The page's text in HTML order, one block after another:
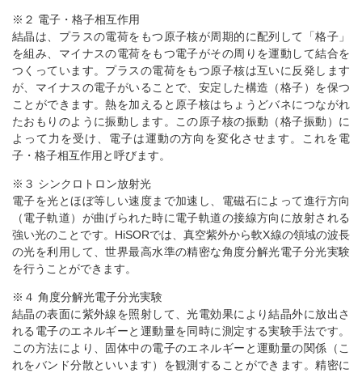
※２ 電子・格子相互作用
結晶は、プラスの電荷をもつ原子核が周期的に配列して「格子」
を組み、マイナスの電荷をもつ電子がその周りを運動して結合を
つくっています。プラスの電荷をもつ原子核は互いに反発します
が、マイナスの電子がいることで、安定した構造（格子）を保つ
ことができます。熱を加えると原子核はちょうどバネにつながれ
たおもりのように振動します。この原子核の振動（格子振動）に
よって力を受け、電子は運動の方向を変化させます。これを電
子・格子相互作用と呼びます。
※３ シンクロトロン放射光
電子を光とほぼ等しい速度まで加速し、電磁石によって進行方向
（電子軌道）が曲げられた時に電子軌道の接線方向に放射される
強い光のことです。HiSORでは、真空紫外から軟X線の領域の波長
の光を利用して、世界最高水準の精密な角度分解光電子分光実験
を行うことができます。
※４ 角度分解光電子分光実験
結晶の表面に紫外線を照射して、光電効果により結晶外に放出さ
れる電子のエネルギーと運動量を同時に測定する実験手法です。
この方法により、固体中の電子のエネルギーと運動量の関係（こ
れをバンド分散といいます）を観測することができます。精密に